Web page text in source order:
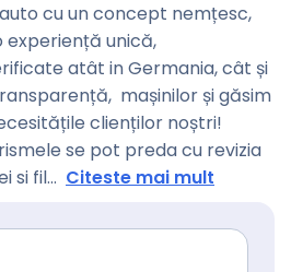
cu un concept nemțesc,
unică,
atât in Germania, cât și
mașinilor și găsim
clienților noștri!
se pot preda cu revizia
si fil... Citeste mai mult